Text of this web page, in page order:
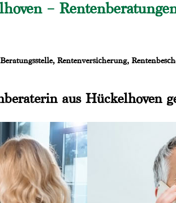
–
Rentenversicherung,
aus Hückelhoven